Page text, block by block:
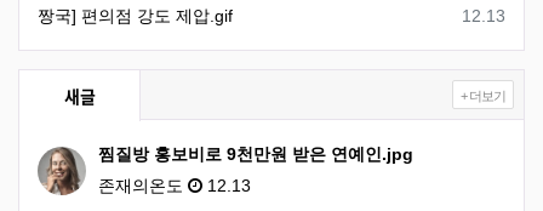
등록일
12.13
짱국] 편의점 강도 제압.gif
새글 + 더보기
찜질방 홍보비로 9천만원 받은 연예인.jpg
존재의온도
12.13